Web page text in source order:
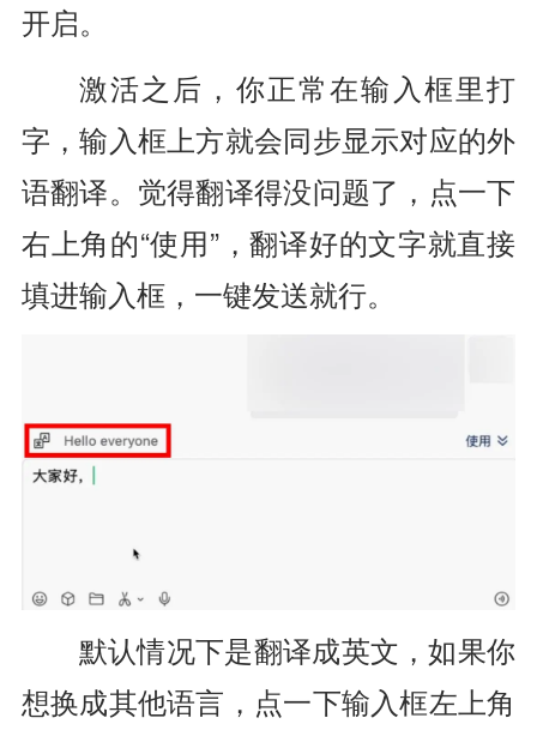
开启。
激活之后，你正常在输入框里打
字，输入框上方就会同步显示对应的外
语翻译。觉得翻译得没问题了，点一下
右上角的“使用”，翻译好的文字就直接
填进输入框，一键发送就行。
默认情况下是翻译成英文，如果你
想换成其他语言，点一下输入框左上角